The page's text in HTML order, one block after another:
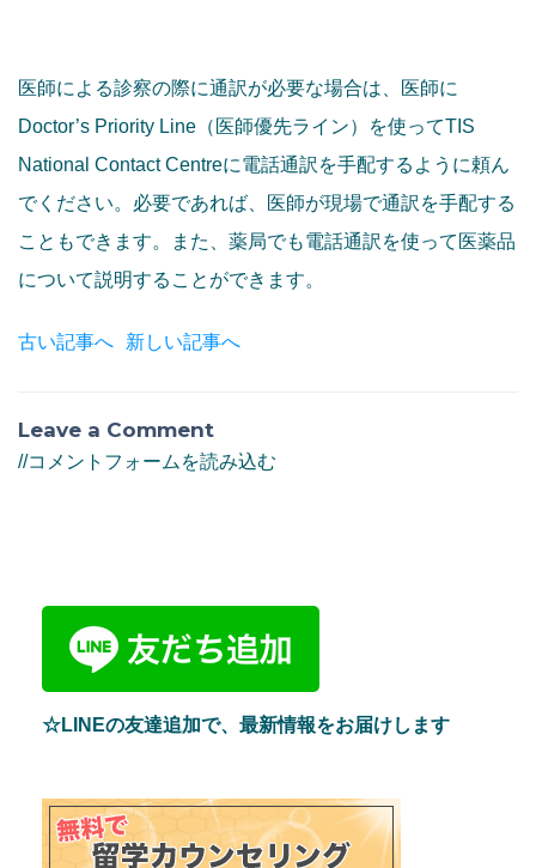
医師による診察の際に通訳が必要な場合は、医師に
Doctor’s Priority Line（医師優先ライン）を使ってTIS
National Contact Centreに電話通訳を手配するように頼ん
でください。必要であれば、医師が現場で通訳を手配する
こともできます。また、薬局でも電話通訳を使って医薬品
について説明することができます。
古い記事へ 新しい記事へ
Leave a Comment
//コメントフォームを読み込む
☆LINEの友達追加で、最新情報をお届けします